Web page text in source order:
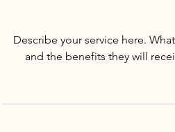
Describe your service here.
and the benefits they will